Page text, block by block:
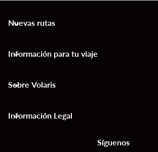
Nuevas rutas
keyboard_arrow_down
Información para tu viaje
keyboard_arrow_down
Sobre Volaris
keyboard_arrow_down
Información Legal
keyboard_arrow_down
Síguenos